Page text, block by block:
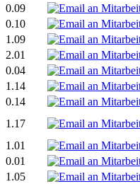
0.09
0.10
1.09
2.01
0.04
1.14
0.14
1.17
1.01
0.01
1.05